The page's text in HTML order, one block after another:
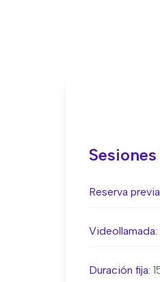
Reserva
Videollamada:
Duración fija: